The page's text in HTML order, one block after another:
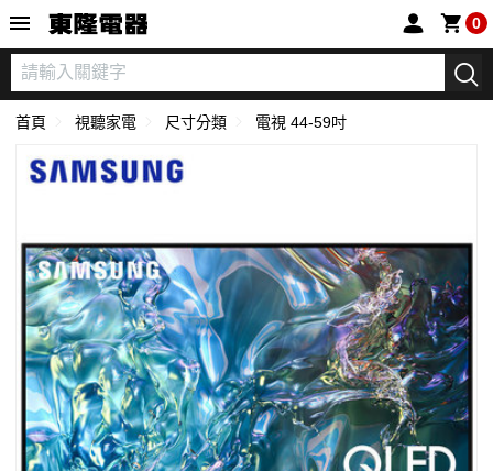
0
首頁 視聽家電 尺寸分類 電視 44-59吋